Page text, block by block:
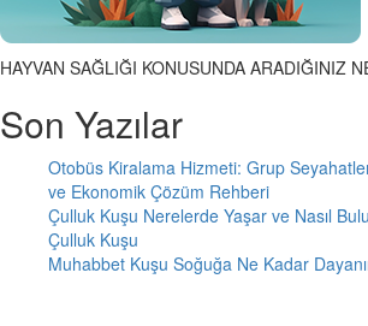
HAYVAN SAĞLIĞI KONUSUNDA ARADIĞINIZ
Son Yazılar
Otobüs Kiralama Hizmeti: Grup
ve Ekonomik Çözüm Rehberi
Çulluk Kuşu Nerelerde Yaşar ve Nasıl
Çulluk Kuşu
Muhabbet Kuşu Soğuğa Ne Kadar